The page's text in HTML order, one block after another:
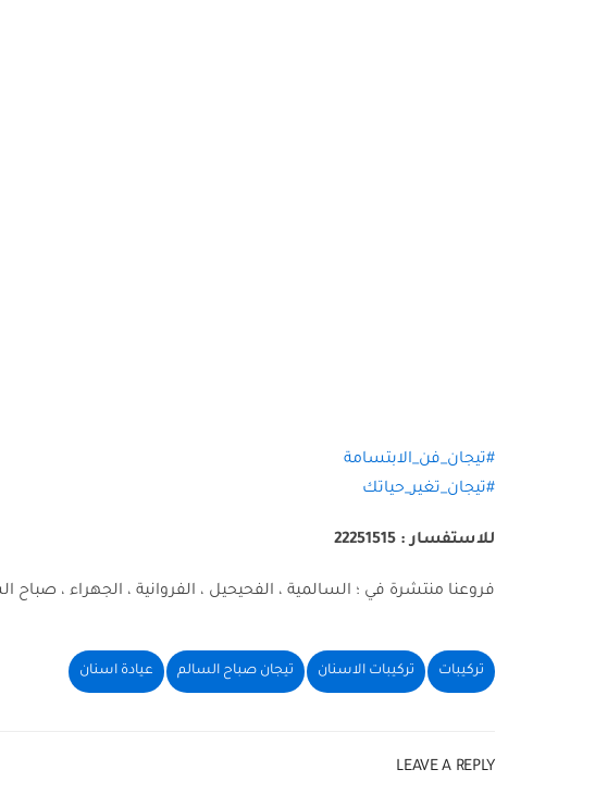
#تيجان_فن_الابتسامة
#تيجان_تغير_حياتك
تركيبات تركيبات الاسنان تيجان صباح السالم عيادة اسنان
LEAVE A REPLY